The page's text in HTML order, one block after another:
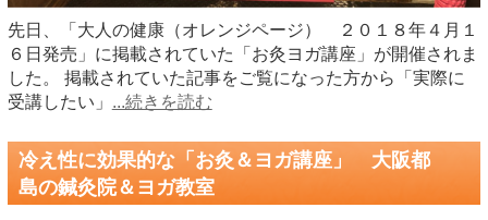
先日、「大人の健康（オレンジページ） ２０１８年４月１
６日発売」に掲載されていた「お灸ヨガ講座」が開催されま
した。 掲載されていた記事をご覧になった方から「実際に
受講したい」 ...続きを読む
冷え性に効果的な「お灸＆ヨガ講座」 大阪都
島の鍼灸院＆ヨガ教室